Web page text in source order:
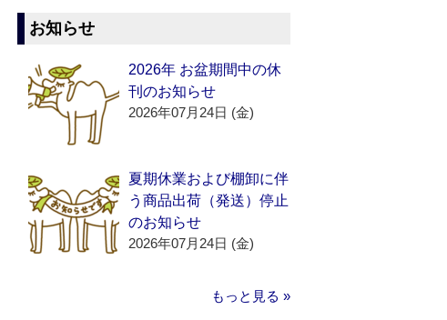
お知らせ
2026年 お盆期間中の休
刊のお知らせ
2026年07月24日 (金)
夏期休業および棚卸に伴
う商品出荷（発送）停止
のお知らせ
2026年07月24日 (金)
もっと見る »